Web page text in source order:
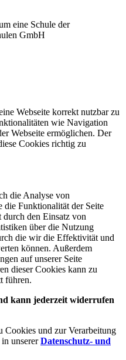
eine Schule der
GmbH
Webseite korrekt nutzbar zu
wie Navigation
Webseite ermöglichen. Der
Cookies richtig zu
die Analyse von
die Funktionalität der Seite
durch den Einsatz von
über die Nutzung
die wir die Effektivität und
können. Außerdem
auf unserer Seite
dieser Cookies kann zu
führen.
kann jederzeit widerrufen
Cookies und zur Verarbeitung
unsererDatenschutz- und